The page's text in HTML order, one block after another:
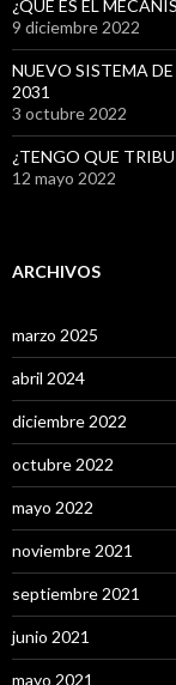
¿QUÉ ES EL
9 diciembre 2022
NUEVO SISTEMA
2031
3 octubre 2022
¿TENGO QUE
12 mayo 2022
ARCHIVOS
marzo 2025
abril 2024
diciembre 2022
octubre 2022
mayo 2022
noviembre 2021
septiembre 2021
junio 2021
mayo 2021